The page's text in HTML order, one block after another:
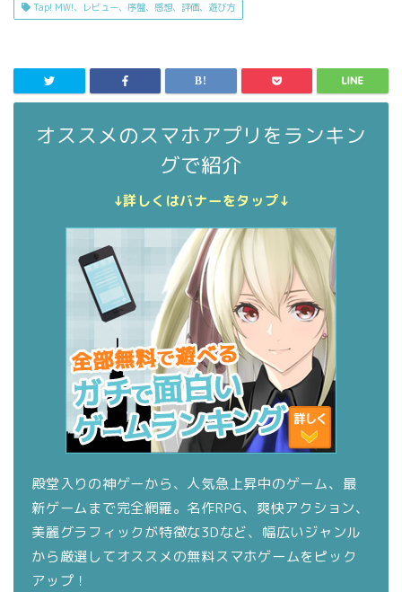
Tap! MW!、レビュー、序盤、感想、評価、遊び方
オススメのスマホアプリをランキン
グで紹介
↓詳しくはバナーをタップ↓
殿堂入りの神ゲーから、人気急上昇中のゲーム、最
新ゲームまで完全網羅。名作RPG、爽快アクション、
美麗グラフィックが特徴な3Dなど、幅広いジャンル
から厳選してオススメの無料スマホゲームをピック
アップ！